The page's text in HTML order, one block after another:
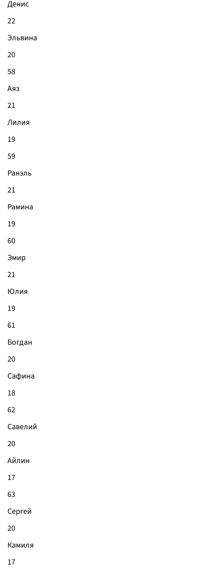
Денис
22
Эльвина
20
58
Аяз
21
Лилия
19
59
Ранэль
21
Рамина
19
60
Эмир
21
Юлия
19
61
Богдан
20
Сафина
18
62
Савелий
20
Айлин
17
63
Сергей
20
Камиля
17